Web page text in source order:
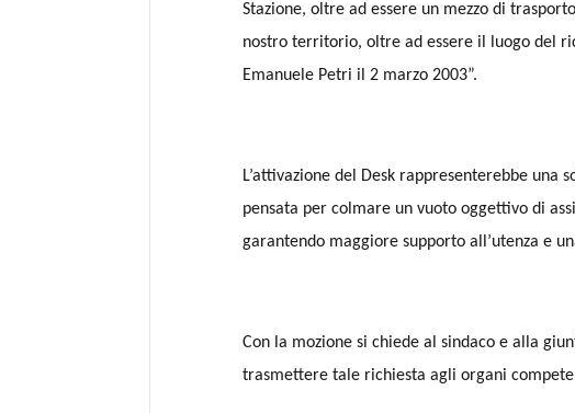
Stazione, oltre ad essere un mezzo di
nostro territorio, oltre ad essere il luogo del
Emanuele Petri il 2 marzo 2003”.
L’attivazione del Desk rappresenterebbe
pensata per colmare un vuoto oggettivo di
garantendo maggiore supporto all’utenza e
Con la mozione si chiede al sindaco e alla
trasmettere tale richiesta agli organi